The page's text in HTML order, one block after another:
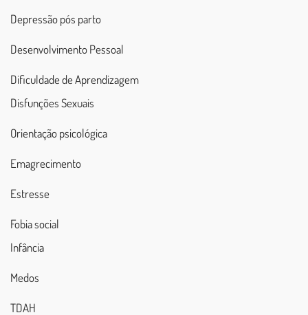
Depressão pós parto
Desenvolvimento Pessoal
Dificuldade de Aprendizagem
Disfunções Sexuais
Orientação psicológica
Emagrecimento
Estresse
Fobia social
Infância
Medos
TDAH